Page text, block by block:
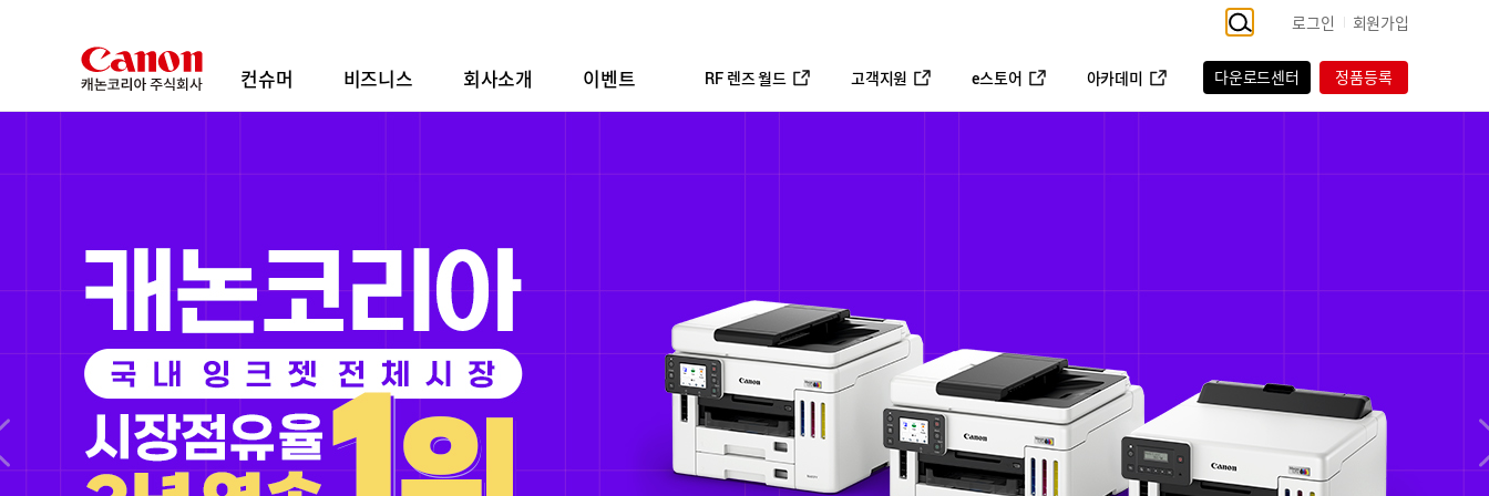
로그인 회원가입
컨슈머 비즈니스 회사소개 이벤트 RF 렌즈 월드 고객지원 e스토어 아카데미 다운로드센터 정품등록
내장 파워줌으로 열리는 영상 표현의 새로운 지평
RF20-50mm
F4 L IS USM PZ
출시 기념